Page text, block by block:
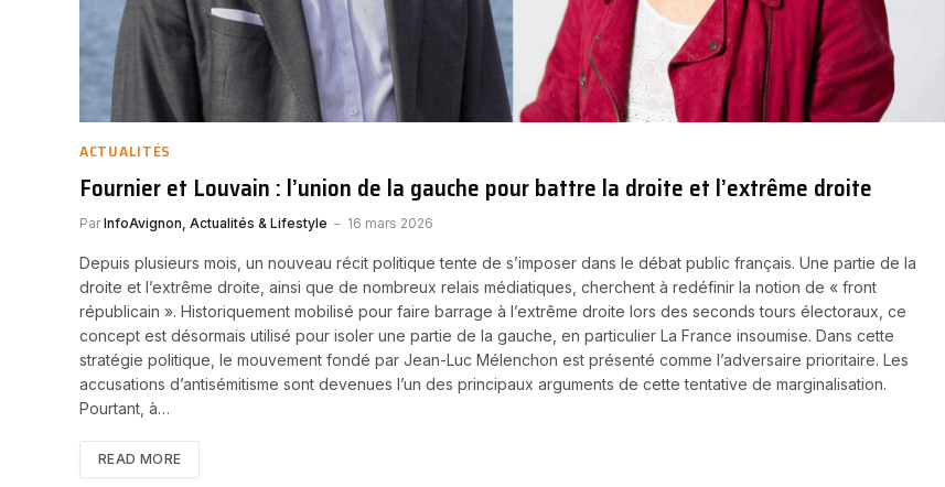
ACTUALITÉS
Fournier et Louvain : l’union de la gauche pour battre la droite et l’extrême droite
Par InfoAvignon, Actualités & Lifestyle 16 mars 2026
Depuis plusieurs mois, un nouveau récit politique tente de s’imposer dans le débat public français. Une partie de la
droite et l’extrême droite, ainsi que de nombreux relais médiatiques, cherchent à redéfinir la notion de « front
républicain ». Historiquement mobilisé pour faire barrage à l’extrême droite lors des seconds tours électoraux, ce
concept est désormais utilisé pour isoler une partie de la gauche, en particulier La France insoumise. Dans cette
stratégie politique, le mouvement fondé par Jean-Luc Mélenchon est présenté comme l’adversaire prioritaire. Les
accusations d’antisémitisme sont devenues l’un des principaux arguments de cette tentative de marginalisation.
Pourtant, à…
READ MORE